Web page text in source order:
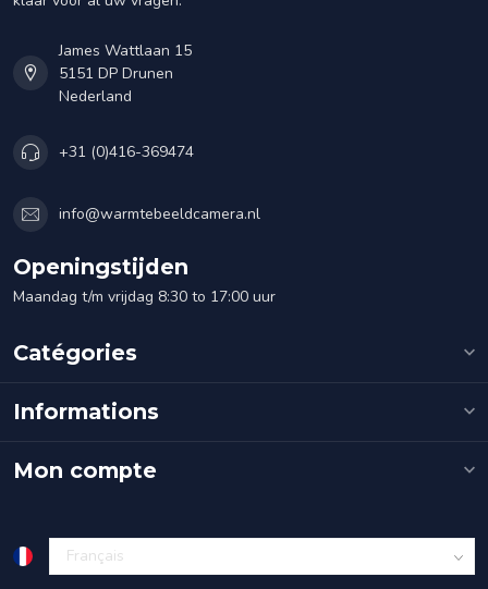
James Wattlaan 15
5151 DP Drunen
Nederland
+31 (0)416-369474
info@warmtebeeldcamera.nl
Openingstijden
Maandag t/m vrijdag 8:30 to 17:00 uur
Catégories
Informations
Mon compte